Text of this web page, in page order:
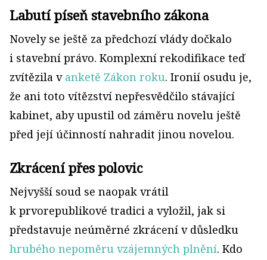
Labutí píseň stavebního zákona
Novely se ještě za předchozí vlády dočkalo
i stavební právo. Komplexní rekodifikace teď
zvítězila v anketě Zákon roku. Ironií osudu je,
že ani toto vítězství nepřesvědčilo stávající
kabinet, aby upustil od záměru novelu ještě
před její účinností nahradit jinou novelou.
Zkrácení přes polovic
Nejvyšší soud se naopak vrátil
k prvorepublikové tradici a vyložil, jak si
představuje neúměrné zkrácení v důsledku
hrubého nepoměru vzájemných plnění. Kdo